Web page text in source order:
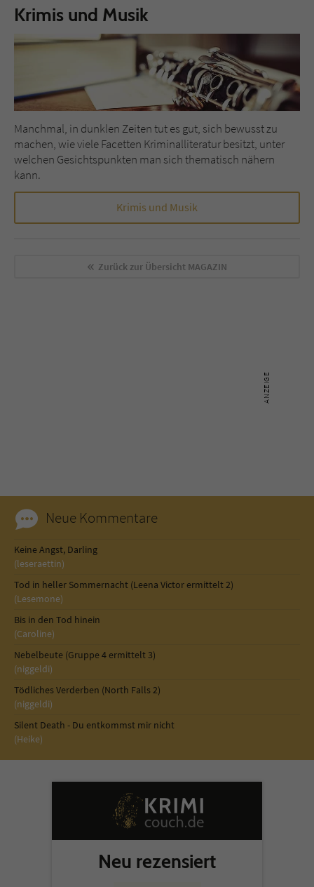
Krimis und Musik
Manchmal, in dunklen Zeiten tut es gut, sich bewusst zu
machen, wie viele Facetten Kriminalliteratur besitzt, unter
welchen Gesichtspunkten man sich thematisch nähern
kann.
Krimis und Musik
Zurück zur Übersicht MAGAZIN
Neue Kommentare
Keine Angst, Darling
(leseraettin)
Tod in heller Sommernacht (Leena Victor ermittelt 2)
(Lesemone)
Bis in den Tod hinein
(Caroline)
Nebelbeute (Gruppe 4 ermittelt 3)
(niggeldi)
Tödliches Verderben (North Falls 2)
(niggeldi)
Silent Death - Du entkommst mir nicht
(Heike)
Neu rezensiert